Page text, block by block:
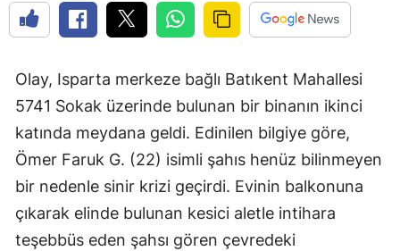
Olay, Isparta merkeze bağlı Batıkent Mahallesi
5741 Sokak üzerinde bulunan bir binanın ikinci
katında meydana geldi. Edinilen bilgiye göre,
Ömer Faruk G. (22) isimli şahıs henüz bilinmeyen
bir nedenle sinir krizi geçirdi. Evinin balkonuna
çıkarak elinde bulunan kesici aletle intihara
teşebbüs eden şahsı gören çevredeki